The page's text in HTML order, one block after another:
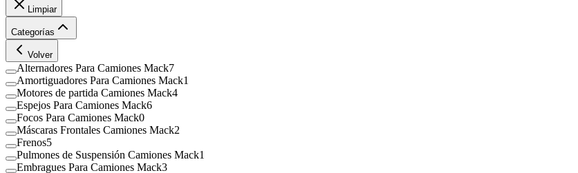
Limpiar
Categorías
Volver
Alternadores Para Camiones Mack7
Amortiguadores Para Camiones Mack1
Motores de partida Camiones Mack4
Espejos Para Camiones Mack6
Focos Para Camiones Mack0
Máscaras Frontales Camiones Mack2
Frenos5
Pulmones de Suspensión Camiones Mack1
Embragues Para Camiones Mack3